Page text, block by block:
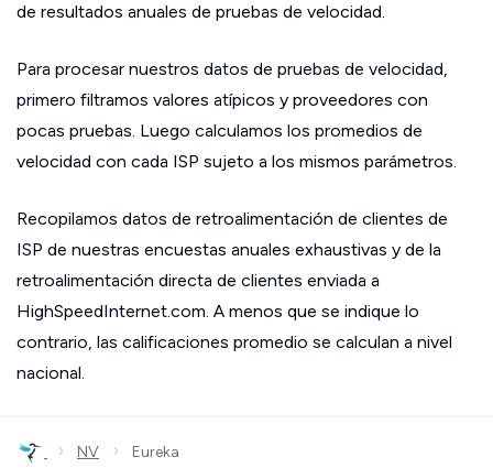
de resultados anuales de pruebas de velocidad.
Para procesar nuestros datos de pruebas de velocidad,
primero filtramos valores atípicos y proveedores con
pocas pruebas. Luego calculamos los promedios de
velocidad con cada ISP sujeto a los mismos parámetros.
Recopilamos datos de retroalimentación de clientes de
ISP de nuestras encuestas anuales exhaustivas y de la
retroalimentación directa de clientes enviada a
HighSpeedInternet.com. A menos que se indique lo
contrario, las calificaciones promedio se calculan a nivel
nacional.
› NV › Eureka